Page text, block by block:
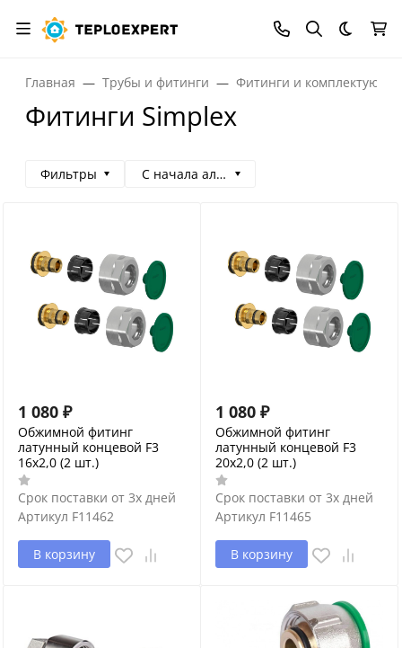
Темная
Главная Трубы и фитинги Фитинги и
Фитинги Simplex
Фильтры С начала алфавита
1 080 ₽
Обжимной фитинг
латунный концевой F3
16х2,0 (2 шт.)
Срок поставки от 3х дней
Артикул F11462
В корзину
1 080 ₽
Обжимной фитинг
латунный концевой F3
20х2,0 (2 шт.)
Срок поставки от 3х дней
Артикул F11465
В корзину